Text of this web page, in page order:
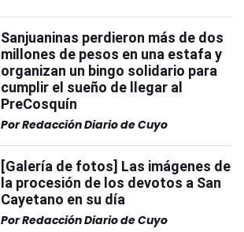
Sanjuaninas perdieron más de dos
millones de pesos en una estafa y
organizan un bingo solidario para
cumplir el sueño de llegar al
PreCosquín
PorRedacción Diario de Cuyo
[Galería de fotos] Las imágenes de
la procesión de los devotos a San
Cayetano en su día
PorRedacción Diario de Cuyo